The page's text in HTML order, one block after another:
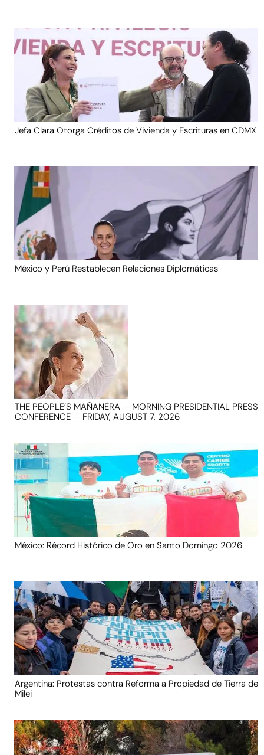
Jefa Clara Otorga Créditos de Vivienda y Escrituras en CDMX
México y Perú Restablecen Relaciones Diplomáticas
THE PEOPLE’S MAÑANERA — MORNING PRESIDENTIAL PRESS
CONFERENCE — FRIDAY, AUGUST 7, 2026
México: Récord Histórico de Oro en Santo Domingo 2026
Argentina: Protestas contra Reforma a Propiedad de Tierra de
Milei